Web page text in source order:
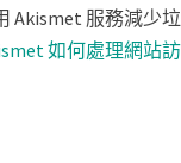
Akismet 服務減少
如何處理網站